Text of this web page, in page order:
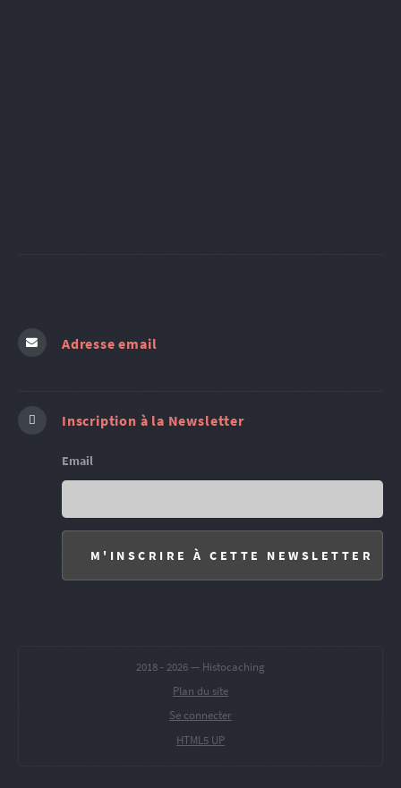
Adresse email
Inscription à la Newsletter
Email
2018 - 2026 — Histocaching
Plan du site
Se connecter
HTML5 UP